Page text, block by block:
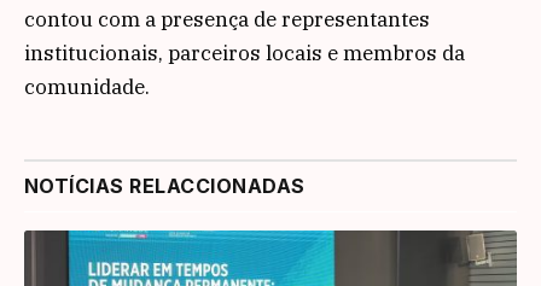
contou com a presença de representantes
institucionais, parceiros locais e membros da
comunidade.
NOTÍCIAS RELACCIONADAS